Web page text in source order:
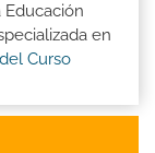
en
Curso